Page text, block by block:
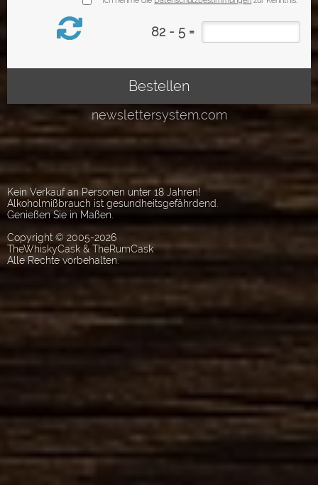
Kein Verkauf an Personen unter 18 Jahren!
Alkoholmißbrauch ist gesundheitsgefährdend.
Genießen Sie in Maßen.
Copyright © 2005-2026
TheWhiskyCask & TheRumCask
Alle Rechte vorbehalten.